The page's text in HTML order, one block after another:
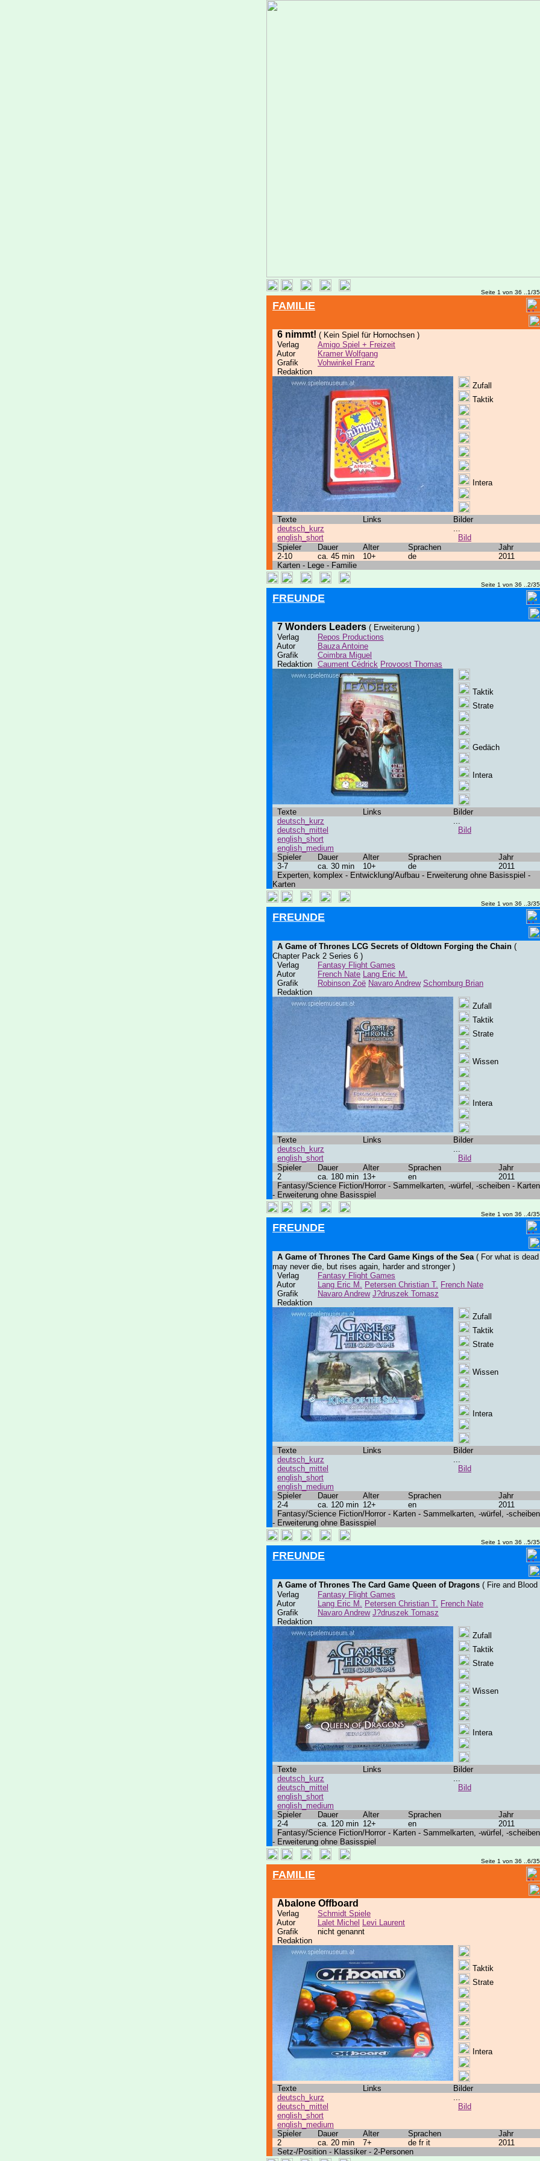
Seite 1 von 36 ..1/
FAMILIE
6 nimmt! ( Kein Spiel für Hornochsen )
Verlag
Amigo Spiel + Freizeit
Autor
Kramer Wolfgang
Grafik
Vohwinkel Franz
Redaktion
Zufall
Taktik
Intera
Texte Links
Bilder
deutsch_kurz
english_short
...
Bild
Spieler
Dauer Alter Sprachen
Jahr
2-10
ca. 45 min 10+ de
2011
Karten - Lege - Familie
Seite 1 von 36 ..2/
FREUNDE
7 Wonders Leaders ( Erweiterung )
Verlag
Repos Productions
Autor
Bauza Antoine
Grafik
Coimbra Miguel
Redaktion Caument Cédrick Provoost Thomas
Taktik
Strate
Gedäch
Intera
Texte Links
Bilder
deutsch_kurz
deutsch_mittel
english_short
english_medium
...
Bild
Spieler Dauer Alter Sprachen
Jahr
3-7
ca. 30 min 10+ de
2011
Experten, komplex - Entwicklung/Aufbau - Erweiterung ohne Basisspiel -
Karten
Seite 1 von 36 ..3/
FREUNDE
A Game of Thrones LCG Secrets of Oldtown Forging the Chain (
Chapter Pack 2 Series 6 )
Verlag
Fantasy Flight Games
Autor
French Nate Lang Eric M.
Grafik
Robinson Zoë Navaro Andrew Schomburg Brian
Redaktion
Zufall
Taktik
Strate
Wissen
Intera
Texte Links
Bilder
deutsch_kurz
english_short
...
Bild
Spieler
Dauer Alter Sprachen
Jahr
2
ca. 180 min 13+ en
2011
Fantasy/Science Fiction/Horror - Sammelkarten, -würfel, -scheiben - Karten
- Erweiterung ohne Basisspiel
Seite 1 von 36 ..4/
FREUNDE
A Game of Thrones The Card Game Kings of the Sea ( For what is dead
may never die, but rises again, harder and stronger )
Verlag
Fantasy Flight Games
Autor
Lang Eric M. Petersen Christian T. French Nate
Grafik
Navaro Andrew J?druszek Tomasz
Redaktion
Zufall
Taktik
Strate
Wissen
Intera
Texte Links
Bilder
deutsch_kurz
deutsch_mittel
english_short
english_medium
...
Bild
Spieler Dauer Alter Sprachen
Jahr
2-4
ca. 120 min 12+ en
2011
Fantasy/Science Fiction/Horror - Karten - Sammelkarten, -würfel, -scheiben
- Erweiterung ohne Basisspiel
Seite 1 von 36 ..5/
FREUNDE
A Game of Thrones The Card Game Queen of Dragons ( Fire and Blood
Verlag
Fantasy Flight Games
Autor
Lang Eric M. Petersen Christian T. French Nate
Grafik
Navaro Andrew J?druszek Tomasz
Redaktion
Zufall
Taktik
Strate
Wissen
Intera
Texte Links
Bilder
deutsch_kurz
deutsch_mittel
english_short
english_medium
...
Bild
Spieler Dauer Alter Sprachen
Jahr
2-4
ca. 120 min 12+ en
2011
Fantasy/Science Fiction/Horror - Karten - Sammelkarten, -würfel, -scheiben
- Erweiterung ohne Basisspiel
Seite 1 von 36 ..6/
FAMILIE
Abalone Offboard
Verlag
Schmidt Spiele
Autor
Lalet Michel Levi Laurent
Grafik
nicht genannt
Redaktion
Taktik
Strate
Intera
Texte Links
Bilder
deutsch_kurz
deutsch_mittel
english_short
english_medium
...
Bild
Spieler Dauer Alter Sprachen
Jahr
2
ca. 20 min 7+ de fr it
2011
Setz-/Position - Klassiker - 2-Personen